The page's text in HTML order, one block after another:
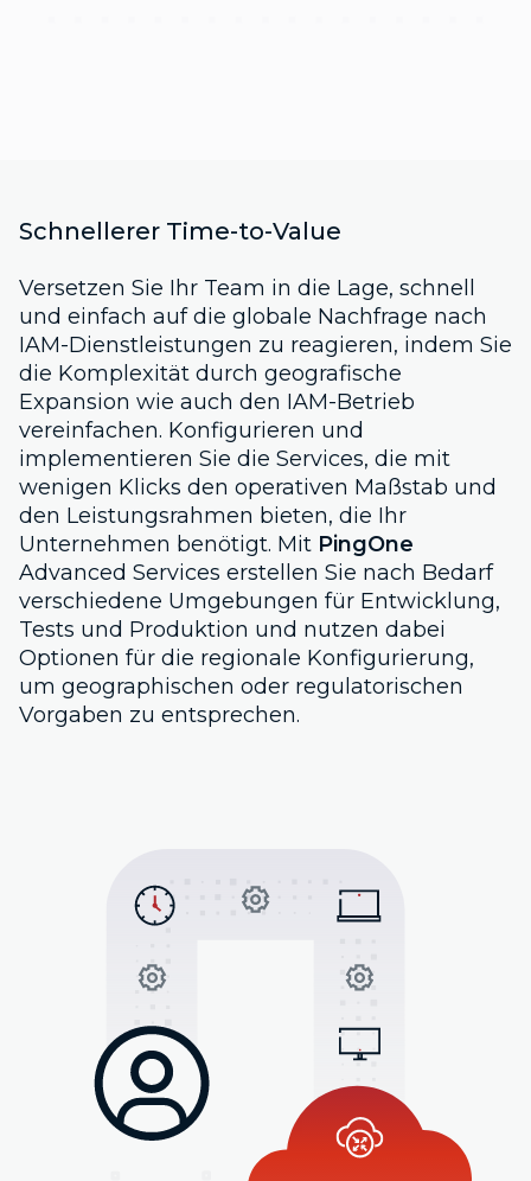
Schnellerer Time-to-Value
Versetzen Sie Ihr Team in die Lage, schnell
und einfach auf die globale Nachfrage nach
IAM-Dienstleistungen zu reagieren, indem Sie
die Komplexität durch geografische
Expansion wie auch den IAM-Betrieb
vereinfachen. Konfigurieren und
implementieren Sie die Services, die mit
wenigen Klicks den operativen Maßstab und
den Leistungsrahmen bieten, die Ihr
Unternehmen benötigt. Mit PingOne
Advanced Services erstellen Sie nach Bedarf
verschiedene Umgebungen für Entwicklung,
Tests und Produktion und nutzen dabei
Optionen für die regionale Konfigurierung,
um geographischen oder regulatorischen
Vorgaben zu entsprechen.